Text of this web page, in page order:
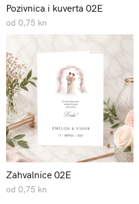
Pozivnica i kuverta 02E
od 0,75 kn
Zahvalnice 02E
od 0,75 kn